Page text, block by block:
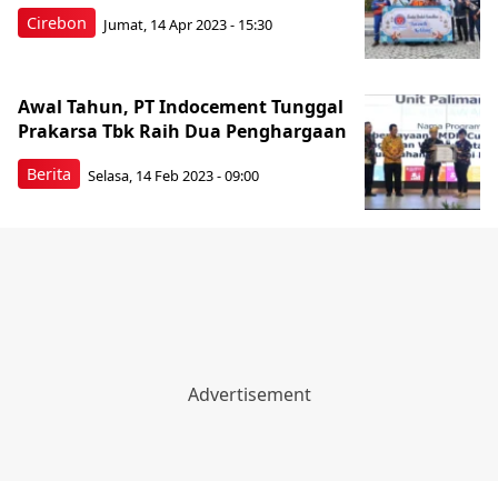
Cirebon Jumat, 14 Apr 2023 - 15:30
Berita
Awal Tahun, PT Indocement Tunggal
Prakarsa Tbk Raih Dua Penghargaan
Selasa, 14 Feb 2023 - 09:00